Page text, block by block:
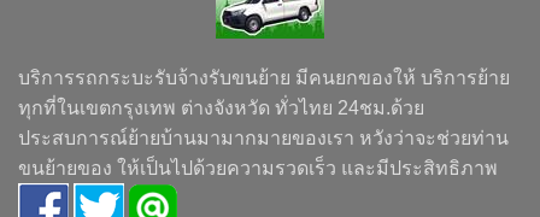
บริการรถกระบะรับจ้างรับขนย้าย มีคนยกของให้ บริการย้าย
ทุกที่ในเขตกรุงเทพ ต่างจังหวัด ทั่วไทย 24ชม.ด้วย
ประสบการณ์ย้ายบ้านมามากมายของเรา หวังว่าจะช่วยท่าน
ขนย้ายของ ให้เป็นไปด้วยความรวดเร็ว และมีประสิทธิภาพ